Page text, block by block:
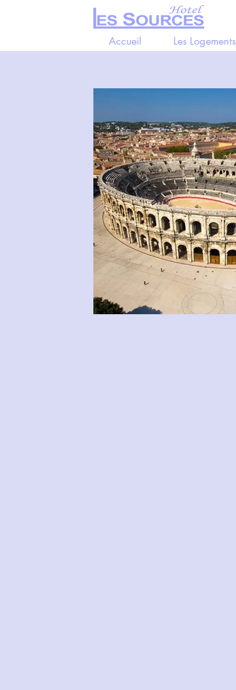
Accueil Les Logements